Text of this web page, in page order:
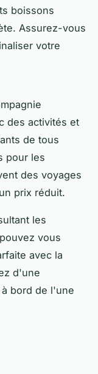
boissons
Assurez-vous
votre
des activités et
de tous
pour les
des voyages
prix réduit.
les
vous
avec la
d'une
bord de l'une